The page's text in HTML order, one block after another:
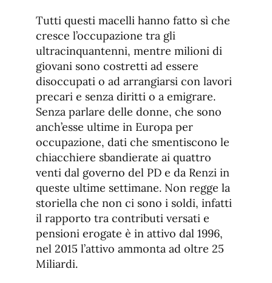
Tutti questi macelli hanno fatto sì che
cresce l’occupazione tra gli
ultracinquantenni, mentre milioni di
giovani sono costretti ad essere
disoccupati o ad arrangiarsi con lavori
precari e senza diritti o a emigrare.
Senza parlare delle donne, che sono
anch’esse ultime in Europa per
occupazione, dati che smentiscono le
chiacchiere sbandierate ai quattro
venti dal governo del PD e da Renzi in
queste ultime settimane. Non regge la
storiella che non ci sono i soldi, infatti
il rapporto tra contributi versati e
pensioni erogate è in attivo dal 1996,
nel 2015 l’attivo ammonta ad oltre 25
Miliardi.